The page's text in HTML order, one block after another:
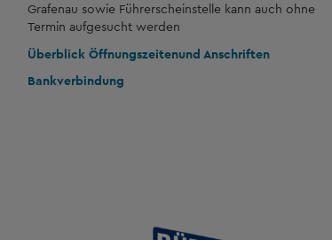
Grafenau sowie Führerscheinstelle kann auch ohne
Termin aufgesucht werden
Überblick Öffnungszeitenund Anschriften
Bankverbindung